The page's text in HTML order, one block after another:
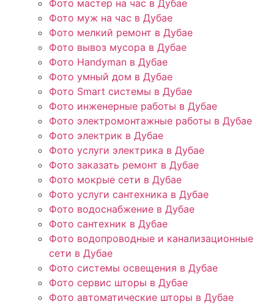
Фото мастер на час в Дубае
Фото муж на час в Дубае
Фото мелкий ремонт в Дубае
Фото вывоз мусора в Дубае
Фото Handyman в Дубае
Фото умный дом в Дубае
Фото Smart системы в Дубае
Фото инженерные работы в Дубае
Фото электромонтажные работы в Дубае
Фото электрик в Дубае
Фото услуги электрика в Дубае
Фото заказать ремонт в Дубае
Фото мокрые сети в Дубае
Фото услуги сантехника в Дубае
Фото водоснабжение в Дубае
Фото сантехник в Дубае
Фото водопроводные и канализационные
сети в Дубае
Фото системы освещения в Дубае
Фото сервис шторы в Дубае
Фото автоматические шторы в Дубае